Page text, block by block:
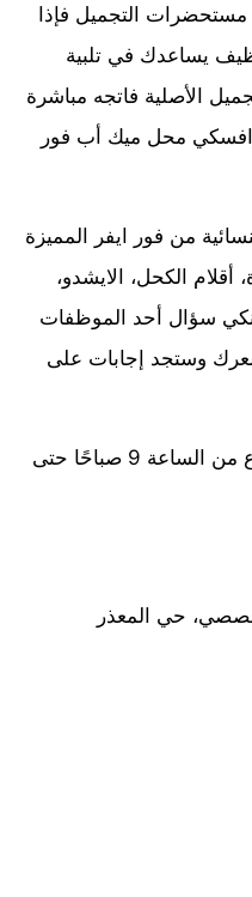
التجميل فإذا
يساعدك في تلبية
الأصلية فاتجه مباشرة
رقم 2 جهة سورافسكي محل ميك أب فور
من فور ايفر المميزة
الكحل، الايشدو،
سؤال أحد الموظفات
وستجد إجابات على
: طوال أيام الأسبوع من الساعة 9 صباحًا حتى
حي المعذر